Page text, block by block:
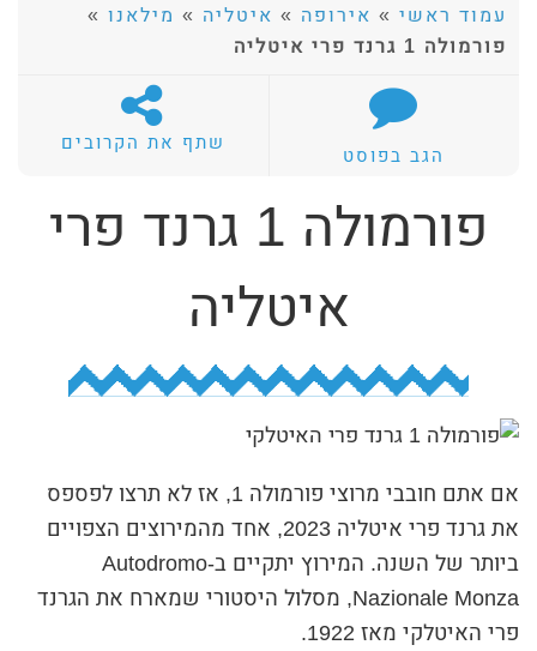
עמוד ראשי » אירופה » איטליה » מילאנו »
פורמולה 1 גרנד פרי איטליה
הגב בפוסט שתף את הקרובים
פורמולה 1 גרנד פרי
איטליה
אם אתם חובבי מרוצי פורמולה 1, אז לא תרצו לפספס
את גרנד פרי איטליה 2023, אחד מהמירוצים הצפויים
ביותר של השנה. המירוץ יתקיים ב-Autodromo
Nazionale Monza, מסלול היסטורי שמארח את הגרנד
פרי האיטלקי מאז 1922.